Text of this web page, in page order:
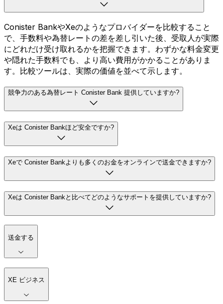
Conister BankやXeのようなプロバイダーを比較すること
で、手数料や為替レートの差を差し引いた後、受取人が実際
にどれだけ受け取れるかを把握できます。わずかな料金変更
や隠れた手数料でも、より高い費用がかかることがありま
す。比較ツールは、実際の価値を並べて示します。
競争力のある為替レート Conister Bank 提供していますか?
Xeは Conister Bankほど安全ですか?
Xeで Conister Bankよりも多くのお金をオンラインで送金できますか?
Xeは Conister Bankと比べてどのようなサポートを提供していますか?
送金する
XE ビジネス